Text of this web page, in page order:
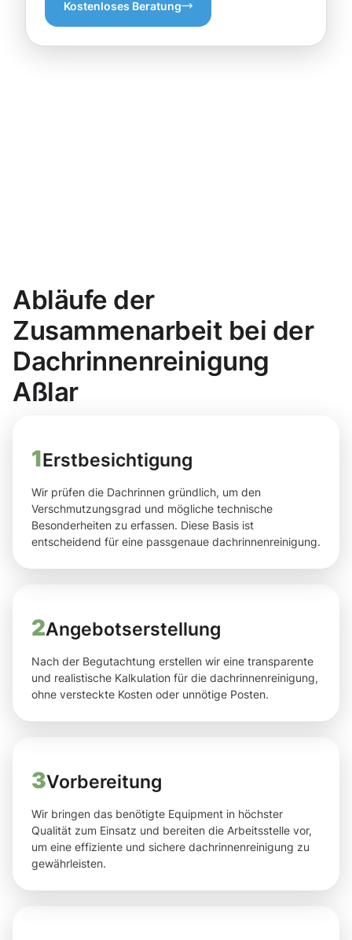
Kostenloses Beratung
Abläufe der
Zusammenarbeit bei der
Dachrinnenreinigung
Aßlar
1Erstbesichtigung
Wir prüfen die Dachrinnen gründlich, um den
Verschmutzungsgrad und mögliche technische
Besonderheiten zu erfassen. Diese Basis ist
entscheidend für eine passgenaue dachrinnenreinigung.
2Angebotserstellung
Nach der Begutachtung erstellen wir eine transparente
und realistische Kalkulation für die dachrinnenreinigung,
ohne versteckte Kosten oder unnötige Posten.
3Vorbereitung
Wir bringen das benötigte Equipment in höchster
Qualität zum Einsatz und bereiten die Arbeitsstelle vor,
um eine effiziente und sichere dachrinnenreinigung zu
gewährleisten.